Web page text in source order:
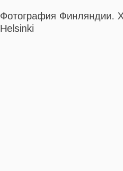
Фотография Финляндии.
Helsinki